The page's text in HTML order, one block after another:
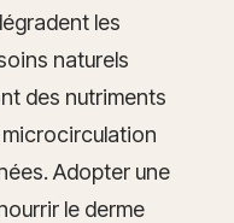
les
naturels
des nutriments
Adopter une
le derme